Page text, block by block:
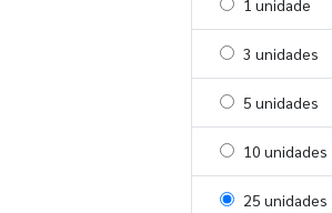
Selecionar 1
1 unidade
Selecionar 3
3 unidades
Selecionar 5
5 unidades
Selecionar 10
10 unidades
Selecionar 25
25 unidades